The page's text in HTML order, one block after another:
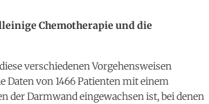
Chemotherapie und die
verschiedenen Vorgehensweisen
Daten von 1466 Patienten mit einem
der Darmwand eingewachsen ist, bei denen